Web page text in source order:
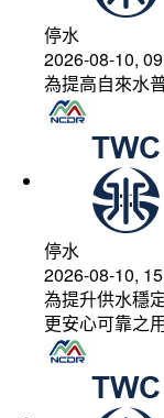
停水
2026-08-10,
為提高自來水
停水
2026-08-10,
為提升供水穩
更安心可靠之